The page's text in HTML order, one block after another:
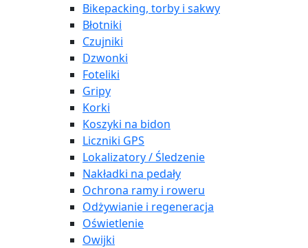
Bikepacking, torby i sakwy
Błotniki
Czujniki
Dzwonki
Foteliki
Gripy
Korki
Koszyki na bidon
Liczniki GPS
Lokalizatory / Śledzenie
Nakładki na pedały
Ochrona ramy i roweru
Odżywianie i regeneracja
Oświetlenie
Owijki